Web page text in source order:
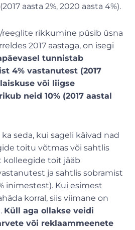
aasta 2%, 2020 aasta 4%).
rikkumine püsib üsna
2017 aastaga, on isegi
tunnistab
4% vastanutest (2017
või liigse
neid 10% (2017 aastal
seda, kui sageli käivad nad
toitu võtmas või sahtlis
kolleegide toit jääb
ja sahtlis sobramist
inimestest). Kui esimest
korral, siis viimane on
Küll aga ollakse veidi
või reklaammeenete